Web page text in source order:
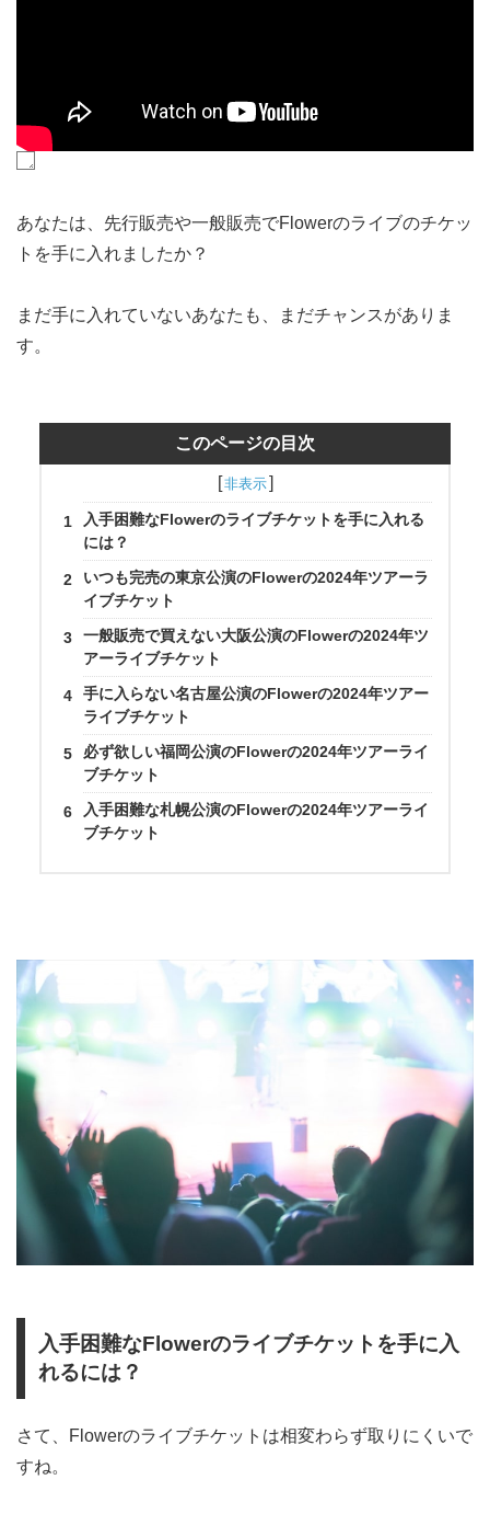
あなたは、先行販売や一般販売でFlowerのライブのチケッ
トを手に入れましたか？
まだ手に入れていないあなたも、まだチャンスがありま
す。
このページの目次
入手困難なFlowerのライブチケットを手に入れる
には？
いつも完売の東京公演のFlowerの2024年ツアーラ
イブチケット
一般販売で買えない大阪公演のFlowerの2024年ツ
アーライブチケット
手に入らない名古屋公演のFlowerの2024年ツアー
ライブチケット
必ず欲しい福岡公演のFlowerの2024年ツアーライ
ブチケット
入手困難な札幌公演のFlowerの2024年ツアーライ
ブチケット
入手困難なFlowerのライブチケットを手に入
れるには？
さて、Flowerのライブチケットは相変わらず取りにくいで
すね。